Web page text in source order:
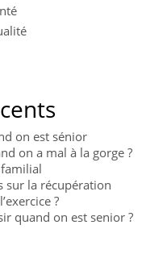
on est sénior
on a mal à la gorge ?
sur la récupération
?
quand on est senior ?